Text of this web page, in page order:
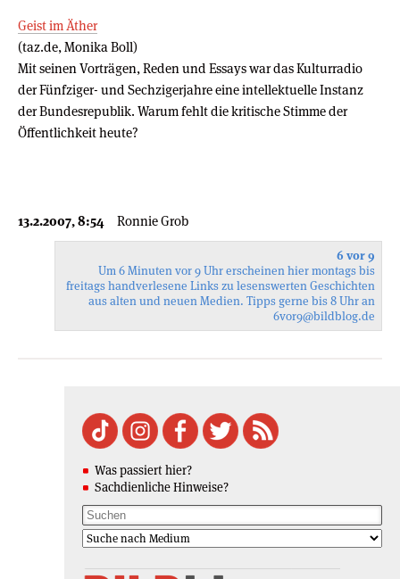
Geist im Äther
(taz.de, Monika Boll)
Mit seinen Vorträgen, Reden und Essays war das Kulturradio
der Fünfziger- und Sechzigerjahre eine intellektuelle Instanz
der Bundesrepublik. Warum fehlt die kritische Stimme der
Öffentlichkeit heute?
13.2.2007, 8:54 Ronnie Grob
6 vor 9
Um 6 Minuten vor 9 Uhr erscheinen hier montags bis
freitags handverlesene Links zu lesenswerten Geschichten
aus alten und neuen Medien. Tipps gerne bis 8 Uhr an
6vor9@bildblog.de
Was passiert hier?
Sachdienliche Hinweise?